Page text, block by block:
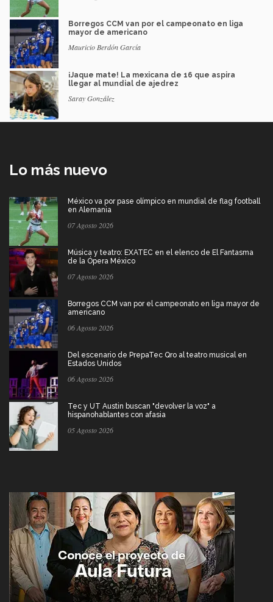
Borregos CCM van por el campeonato en liga
mayor de americano
Mauricio Berdón García
¡Jaque mate! La mexicana de 16 que aspira
llegar al mundial de ajedrez
Saray González
Lo más nuevo
México va por pase olímpico en mundial de flag football
en Alemania
07 Agosto 2026
Música y teatro: EXATEC en el elenco de El Fantasma
de la Ópera México
07 Agosto 2026
Borregos CCM van por el campeonato en liga mayor de
americano
06 Agosto 2026
Del escenario de PrepaTec Qro al teatro musical en
Estados Unidos
06 Agosto 2026
Tec y UT Austin buscan "devolver la voz" a
hispanohablantes con afasia
05 Agosto 2026